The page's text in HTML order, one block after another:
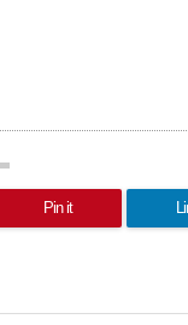
Pin it